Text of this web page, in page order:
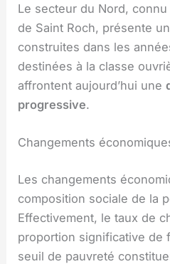
Le secteur du Nord,
de Saint Roch, présente
construites dans les
destinées à la classe
affrontent aujourd’hui une
progressive.
Changements
Les changements
composition sociale de la
Effectivement, le taux de
proportion significative de
seuil de pauvreté